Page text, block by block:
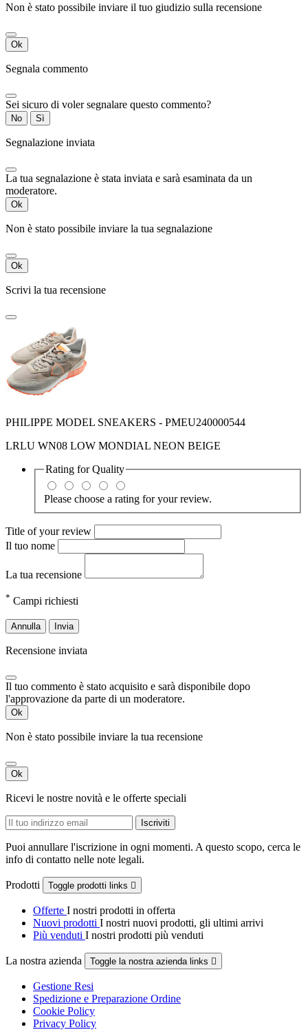
Non è stato possibile inviare il tuo giudizio sulla recensione
Ok
Segnala commento
Sei sicuro di voler segnalare questo commento?
No Sì
Segnalazione inviata
La tua segnalazione è stata inviata e sarà esaminata da un
moderatore.
Ok
Non è stato possibile inviare la tua segnalazione
Ok
Scrivi la tua recensione
PHILIPPE MODEL SNEAKERS - PMEU240000544
LRLU WN08 LOW MONDIAL NEON BEIGE
Rating forQuality
Please choose a rating for your review.
Title of your review
Il tuo nome
La tua recensione
* Campi richiesti
Annulla Invia
Recensione inviata
Il tuo commento è stato acquisito e sarà disponibile dopo
l'approvazione da parte di un moderatore.
Ok
Non è stato possibile inviare la tua recensione
Ok
Ricevi le nostre novità e le offerte speciali
Puoi annullare l'iscrizione in ogni momenti. A questo scopo, cerca le
info di contatto nelle note legali.
Prodotti Toggle prodotti links 
Offerte I nostri prodotti in offerta
Nuovi prodotti I nostri nuovi prodotti, gli ultimi arrivi
Più venduti I nostri prodotti più venduti
La nostra azienda Toggle la nostra azienda links 
Gestione Resi
Spedizione e Preparazione Ordine
Cookie Policy
Privacy Policy